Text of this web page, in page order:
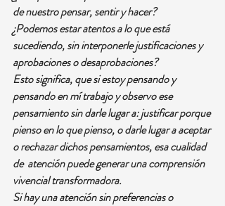
de nuestro pensar, sentir y hacer?
¿Podemos estar atentos a lo que está
sucediendo, sin interponerle justificaciones y
aprobaciones o desaprobaciones?
Esto significa, que si estoy pensando y
pensando en mí trabajo y observo ese
pensamiento sin darle lugar a: justificar porque
pienso en lo que pienso, o darle lugar a aceptar
o rechazar dichos pensamientos, esa cualidad
de  atención puede generar una comprensión
vivencial transformadora.
Si hay una atención sin preferencias o